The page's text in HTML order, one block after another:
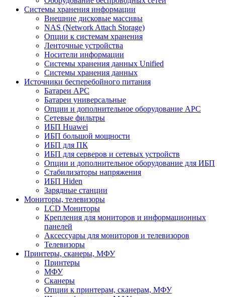
Системы хранения информации
Внешние дисковые массивы
NAS (Network Attach Storage)
Опции к системам хранения
Ленточные устройства
Носители информации
Системы хранения данных Unified
Системы хранения данных
Источники бесперебойного питания
Батареи APC
Батареи универсальные
Опции и дополнительное оборудование АРС
Сетевые фильтры
ИБП Huawei
ИБП большой мощности
ИБП для ПК
ИБП для серверов и сетевых устройств
Опции и дополнительное оборудование для ИБП
Стабилизаторы напряжения
ИБП Hiden
Зарядные станции
Мониторы, телевизоры
LCD Мониторы
Крепления для мониторов и информационных
панелей
Аксессуары для мониторов и телевизоров
Телевизоры
Принтеры, сканеры, МФУ
Принтеры
МФУ
Сканеры
Опции к принтерам, сканерам, МФУ